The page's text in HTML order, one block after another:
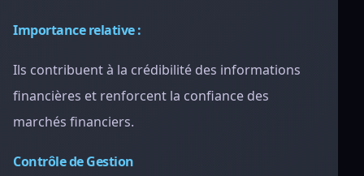
Importance relative :
Ils contribuent à la crédibilité des informations
financières et renforcent la confiance des
marchés financiers.
Contrôle de Gestion